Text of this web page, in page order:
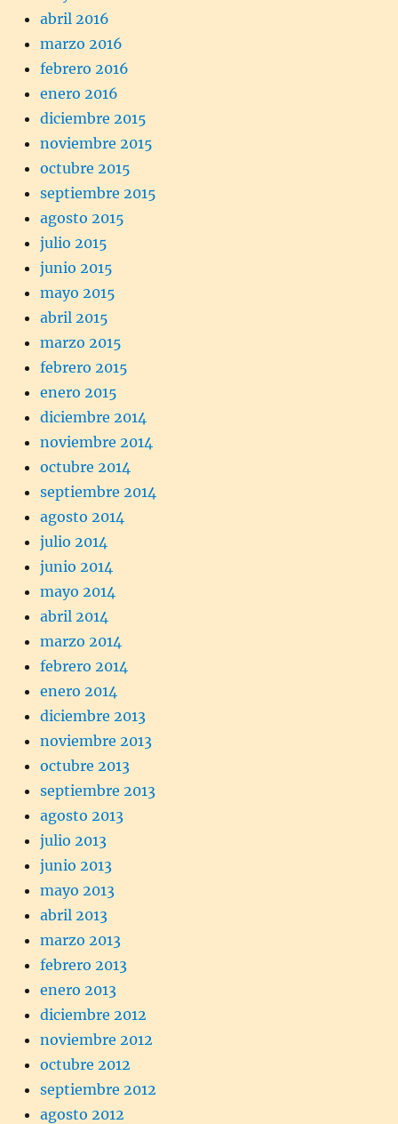
abril 2016
marzo 2016
febrero 2016
enero 2016
diciembre 2015
noviembre 2015
octubre 2015
septiembre 2015
agosto 2015
julio 2015
junio 2015
mayo 2015
abril 2015
marzo 2015
febrero 2015
enero 2015
diciembre 2014
noviembre 2014
octubre 2014
septiembre 2014
agosto 2014
julio 2014
junio 2014
mayo 2014
abril 2014
marzo 2014
febrero 2014
enero 2014
diciembre 2013
noviembre 2013
octubre 2013
septiembre 2013
agosto 2013
julio 2013
junio 2013
mayo 2013
abril 2013
marzo 2013
febrero 2013
enero 2013
diciembre 2012
noviembre 2012
octubre 2012
septiembre 2012
agosto 2012